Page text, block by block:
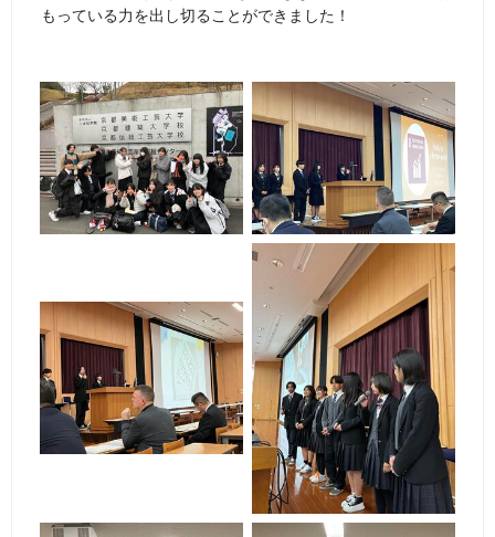
もっている力を出し切ることができました！